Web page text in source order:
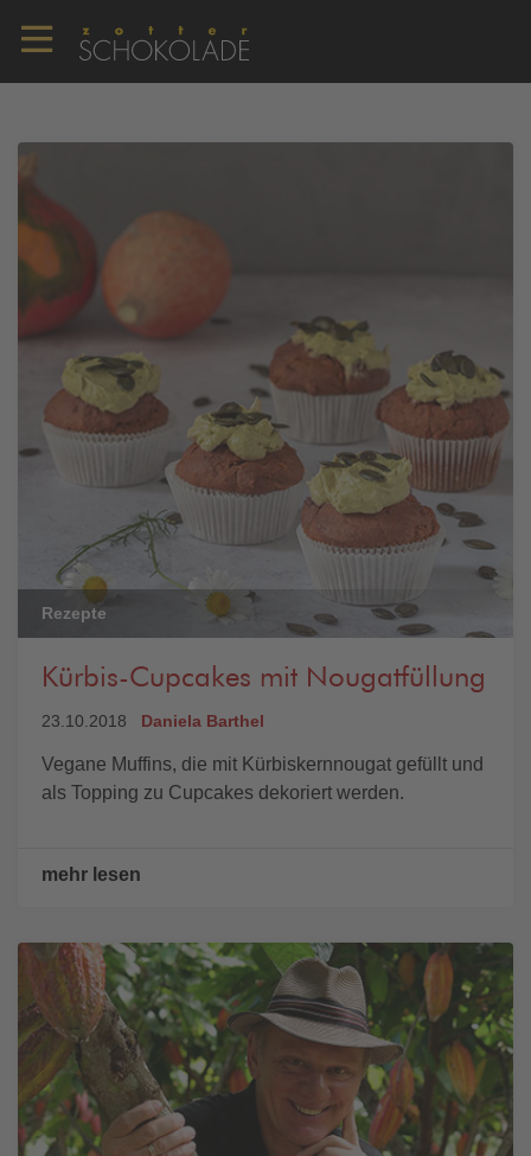
Rezepte
Kürbis-Cupcakes mit Nougatfüllung
23.10.2018 Daniela Barthel
Vegane Muffins, die mit Kürbiskernnougat gefüllt und
als Topping zu Cupcakes dekoriert werden.
mehr lesen